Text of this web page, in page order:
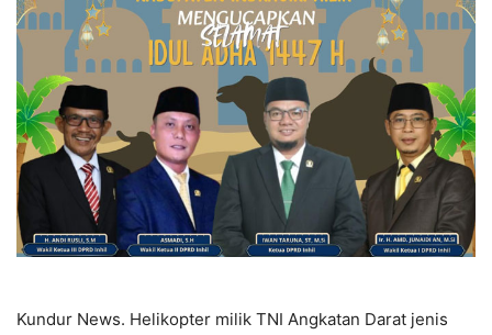
Kundur News. Helikopter milik TNI Angkatan Darat jenis